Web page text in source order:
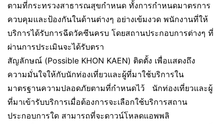
ตามที่กระทรวงสาธารณสุขกำหนด ทั้งการกำหนดมาตรการ
ควบคุมและป้องกันในด้านต่างๆ อย่างเข้มงวด พนักงานที่ให้
บริการได้รับการฉีดวัคซีนครบ โดยสถานประกอบการต่างๆ ที่
ผ่านการประเมินจะได้รับตรา
สัญลักษณ์ (Possible KHON KAEN) ติดตั้ง เพื่อแสดงถึง
ความมั่นใจให้กับนักท่องเที่ยวและผู้ที่มาใช้บริการใน
มาตรฐานความปลอดภัยตามที่กำหนดไว้ นักท่องเที่ยวและผู้
ที่มาเข้ารับบริการเมื่อต้องการจะเลือกใช้บริการสถาน
ประกอบการใด สามารถที่จะดาวน์โหลดแอพพลิ